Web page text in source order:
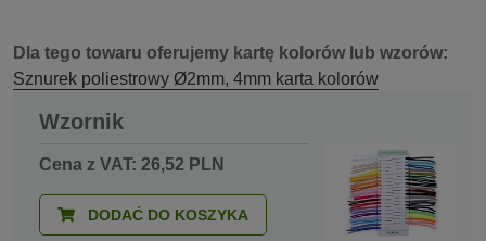
Dla tego towaru oferujemy kartę kolorów lub wzorów:
Sznurek poliestrowy Ø2mm, 4mm karta kolorów
Wzornik
Cena z VAT: 26,52 PLN
DODAĆ DO KOSZYKA